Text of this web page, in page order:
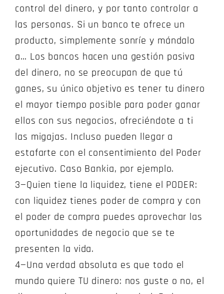
control del dinero, y por tanto controlar a
las personas. Si un banco te ofrece un
producto, simplemente sonríe y mándalo
a… Los bancos hacen una gestión pasiva
del dinero, no se preocupan de que tú
ganes, su único objetivo es tener tu dinero
el mayor tiempo posible para poder ganar
ellos con sus negocios, ofreciéndote a ti
las migajas. Incluso pueden llegar a
estafarte con el consentimiento del Poder
ejecutivo. Caso Bankia, por ejemplo.
3—Quien tiene la liquidez, tiene el PODER:
con liquidez tienes poder de compra y con
el poder de compra puedes aprovechar las
oportunidades de negocio que se te
presenten la vida.
4—Una verdad absoluta es que todo el
mundo quiere TU dinero: nos guste o no, el